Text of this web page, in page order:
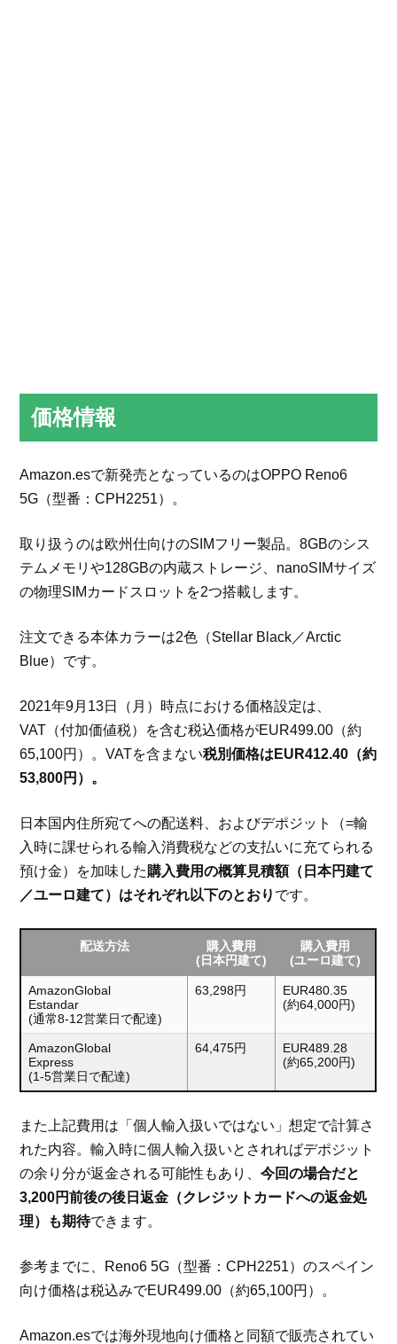
価格情報
Amazon.esで新発売となっているのはOPPO Reno6
5G（型番：CPH2251）。
取り扱うのは欧州仕向けのSIMフリー製品。8GBのシス
テムメモリや128GBの内蔵ストレージ、nanoSIMサイズ
の物理SIMカードスロットを2つ搭載します。
注文できる本体カラーは2色（Stellar Black／Arctic
Blue）です。
2021年9月13日（月）時点における価格設定は、
VAT（付加価値税）を含む税込価格がEUR499.00（約
65,100円）。VATを含まない税別価格はEUR412.40（約
53,800円）。
日本国内住所宛てへの配送料、およびデポジット（=輸
入時に課せられる輸入消費税などの支払いに充てられる
預け金）を加味した購入費用の概算見積額（日本円建て
／ユーロ建て）はそれぞれ以下のとおり です。
配送方法
購入費用
(日本円建て)
購入費用
(ユーロ建て)
AmazonGlobal
Estandar
(通常8-12営業日で配達)
63,298円
EUR480.35
(約64,000円)
AmazonGlobal
Express
(1-5営業日で配達)
64,475円
EUR489.28
(約65,200円)
また上記費用は「個人輸入扱いではない」想定で計算さ
れた内容。輸入時に個人輸入扱いとされればデポジット
の余り分が返金される可能性もあり、今回の場合だと
3,200円前後の後日返金（クレジットカードへの返金処
理）も期待できます。
参考までに、Reno6 5G（型番：CPH2251）のスペイン
向け価格は税込みでEUR499.00（約65,100円）。
Amazon.esでは海外現地向け価格と同額で販売されてい